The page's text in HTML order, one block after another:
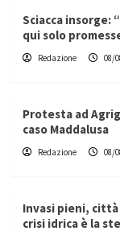
Sciacca
qui solo
Redazione 08/
Protesta ad
caso Maddalusa
Redazione 08/
Invasi pieni, città
crisi idrica è la